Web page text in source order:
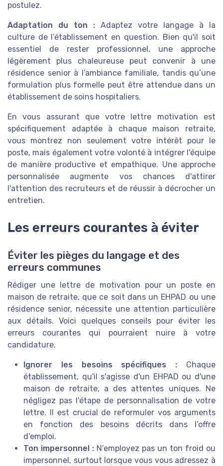
postulez.
Adaptation du ton : Adaptez votre langage à la
culture de l’établissement en question. Bien qu'il soit
essentiel de rester professionnel, une approche
légèrement plus chaleureuse peut convenir à une
résidence senior à l’ambiance familiale, tandis qu’une
formulation plus formelle peut être attendue dans un
établissement de soins hospitaliers.
En vous assurant que votre lettre motivation est
spécifiquement adaptée à chaque maison retraite,
vous montrez non seulement votre intérêt pour le
poste, mais également votre volonté à intégrer l'équipe
de manière productive et empathique. Une approche
personnalisée augmente vos chances d'attirer
l'attention des recruteurs et de réussir à décrocher un
entretien.
Les erreurs courantes à éviter
Éviter les pièges du langage et des
erreurs communes
Rédiger une lettre de motivation pour un poste en
maison de retraite, que ce soit dans un EHPAD ou une
résidence senior, nécessite une attention particulière
aux détails. Voici quelques conseils pour éviter les
erreurs courantes qui pourraient nuire à votre
candidature.
Ignorer les besoins spécifiques : Chaque
établissement, qu'il s'agisse d'un EHPAD ou d'une
maison de retraite, a des attentes uniques. Ne
négligez pas l'étape de personnalisation de votre
lettre. Il est crucial de reformuler vos arguments
en fonction des besoins décrits dans l’offre
d’emploi.
Ton impersonnel : N’employez pas un ton froid ou
impersonnel, surtout lorsque vous vous adressez à